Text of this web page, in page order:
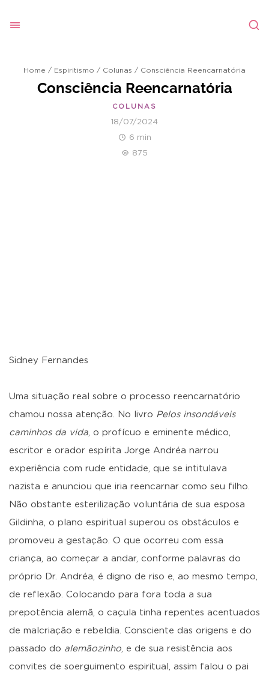
Home / Espiritismo / Colunas / Consciência Reencarnatória
Consciência Reencarnatória
COLUNAS
18/07/2024
6 min
875
Sidney Fernandes
Uma situação real sobre o processo reencarnatório
chamou nossa atenção. No livro Pelos insondáveis
caminhos da vida, o profícuo e eminente médico,
escritor e orador espírita Jorge Andréa narrou
experiência com rude entidade, que se intitulava
nazista e anunciou que iria reencarnar como seu filho.
Não obstante esterilização voluntária de sua esposa
Gildinha, o plano espiritual superou os obstáculos e
promoveu a gestação. O que ocorreu com essa
criança, ao começar a andar, conforme palavras do
próprio Dr. Andréa, é digno de riso e, ao mesmo tempo,
de reflexão. Colocando para fora toda a sua
prepotência alemã, o caçula tinha repentes acentuados
de malcriação e rebeldia. Consciente das origens e do
passado do alemãozinho, e de sua resistência aos
convites de soerguimento espiritual, assim falou o pai